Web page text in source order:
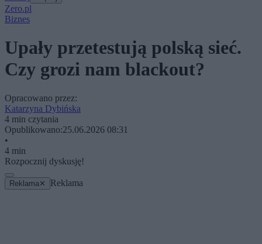
Zero.pl
Biznes
Upały przetestują polską sieć.
Czy grozi nam blackout?
Opracowano przez:
Katarzyna Dybińska
4 min czytania
Opublikowano:25.06.2026 08:31
•
4 min
Rozpocznij dyskusję!
Reklama ✕ Reklama